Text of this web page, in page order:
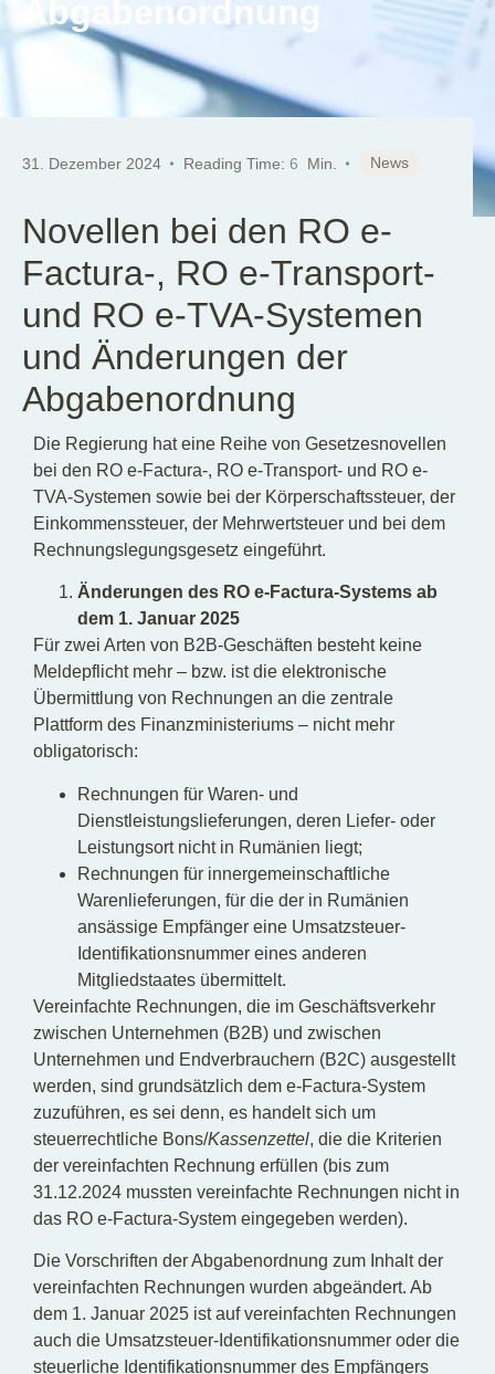
Abgabenordnung
31. Dezember 2024 Reading Time: 6 Min. News
Novellen bei den RO e-
Factura-, RO e-Transport-
und RO e-TVA-Systemen
und Änderungen der
Abgabenordnung
Die Regierung hat eine Reihe von Gesetzesnovellen
bei den RO e-Factura-, RO e-Transport- und RO e-
TVA-Systemen sowie bei der Körperschaftssteuer, der
Einkommenssteuer, der Mehrwertsteuer und bei dem
Rechnungslegungsgesetz eingeführt.
Änderungen des RO e-Factura-Systems ab
dem 1. Januar 2025
Für zwei Arten von B2B-Geschäften besteht keine
Meldepflicht mehr – bzw. ist die elektronische
Übermittlung von Rechnungen an die zentrale
Plattform des Finanzministeriums – nicht mehr
obligatorisch:
Rechnungen für Waren- und
Dienstleistungslieferungen, deren Liefer- oder
Leistungsort nicht in Rumänien liegt;
Rechnungen für innergemeinschaftliche
Warenlieferungen, für die der in Rumänien
ansässige Empfänger eine Umsatzsteuer-
Identifikationsnummer eines anderen
Mitgliedstaates übermittelt.
Vereinfachte Rechnungen, die im Geschäftsverkehr
zwischen Unternehmen (B2B) und zwischen
Unternehmen und Endverbrauchern (B2C) ausgestellt
werden, sind grundsätzlich dem e-Factura-System
zuzuführen, es sei denn, es handelt sich um
steuerrechtliche Bons/Kassenzettel, die die Kriterien
der vereinfachten Rechnung erfüllen (bis zum
31.12.2024 mussten vereinfachte Rechnungen nicht in
das RO e-Factura-System eingegeben werden).
Die Vorschriften der Abgabenordnung zum Inhalt der
vereinfachten Rechnungen wurden abgeändert. Ab
dem 1. Januar 2025 ist auf vereinfachten Rechnungen
auch die Umsatzsteuer-Identifikationsnummer oder die
steuerliche Identifikationsnummer des Empfängers